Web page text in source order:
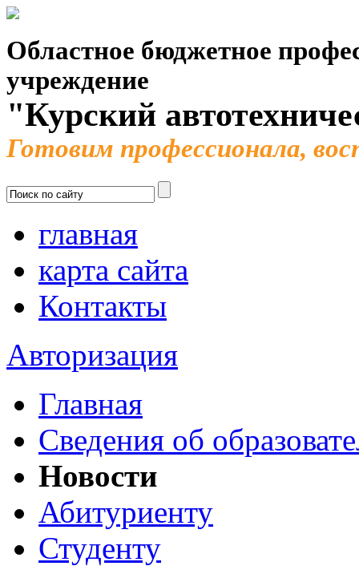
Областное бюджетное
учреждение
"Курский
Готовим профессионала,
главная
карта сайта
Контакты
Авторизация
Главная
Сведения об
Новости
Абитуриенту
Студенту